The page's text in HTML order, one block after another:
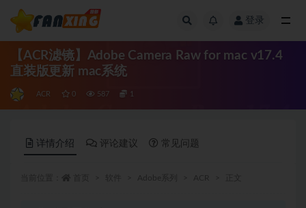
登录
【ACR滤镜】Adobe Camera Raw for mac v17.4
直装版更新 mac系统
ACR 0 587 1
详情介绍 评论建议 常见问题